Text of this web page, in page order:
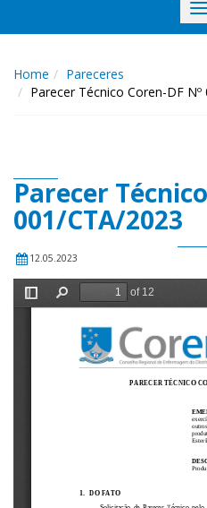
Home
Pareceres
Parecer Técnico Coren-DF Nº
Parecer
001/CTA/2023
12.05.2023